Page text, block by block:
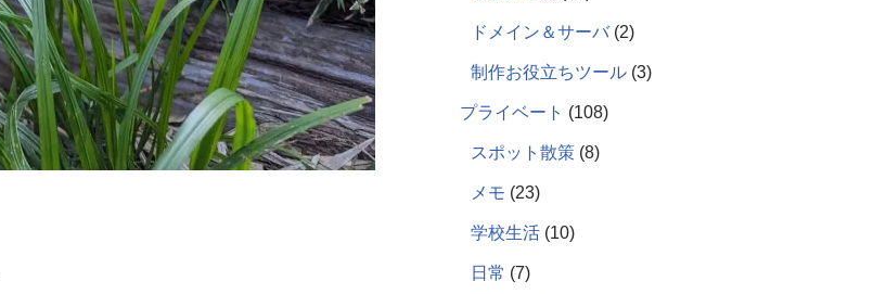
ドメイン＆サーバ(2)
制作お役立ちツール (3)
プライベート (108)
スポット散策 (8)
メモ (23)
学校生活 (10)
日常 (7)